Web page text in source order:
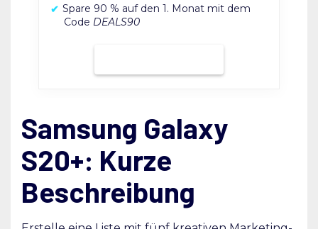
Spare 90 % auf den 1. Monat mit dem
Code DEALS90
Samsung Galaxy
S20+: Kurze
Beschreibung